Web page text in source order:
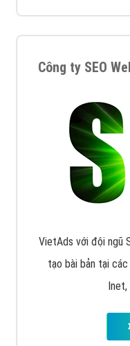
Công ty SEO
VietAds với đội ngũ
tạo bài bản tại